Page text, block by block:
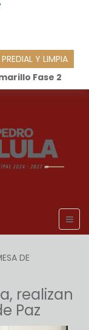
Y LIMPIA
Fase 2
DE
realizan
Paz